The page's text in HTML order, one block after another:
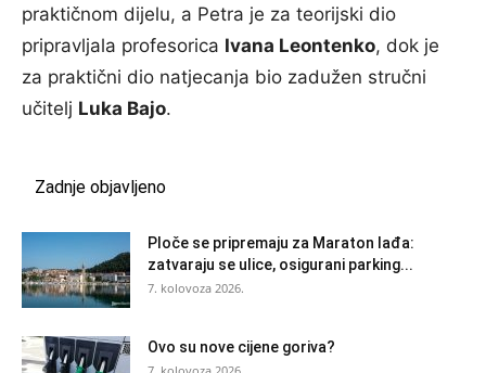
praktičnom dijelu, a Petra je za teorijski dio
pripravljala profesorica Ivana Leontenko, dok je
za praktični dio natjecanja bio zadužen stručni
učitelj Luka Bajo.
Zadnje objavljeno
Ploče se pripremaju za Maraton lađa:
zatvaraju se ulice, osigurani parking...
7. kolovoza 2026.
Ovo su nove cijene goriva?